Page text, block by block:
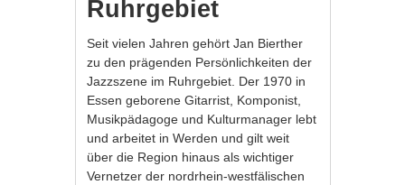
Ruhrgebiet
Seit vielen Jahren gehört Jan Bierther
zu den prägenden Persönlichkeiten der
Jazzszene im Ruhrgebiet. Der 1970 in
Essen geborene Gitarrist, Komponist,
Musikpädagoge und Kulturmanager lebt
und arbeitet in Werden und gilt weit
über die Region hinaus als wichtiger
Vernetzer der nordrhein-westfälischen